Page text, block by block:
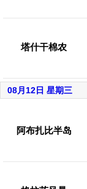
塔什干棉农
08月12日 星期三
阿布扎比半岛